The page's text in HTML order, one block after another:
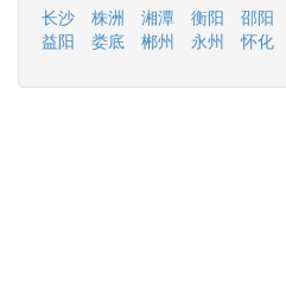
长沙
株洲 湘潭 衡阳 邵阳
益阳
娄底 郴州 永州 怀化